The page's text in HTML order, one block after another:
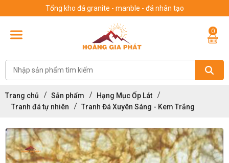
Tổng kho đá granite - manble - đá nhân tạo
0
Trang chủ Sản phẩm
Hạng Mục Ốp Lát
Tranh đá tự nhiên
Tranh Đá Xuyên Sáng - Kem Trắng